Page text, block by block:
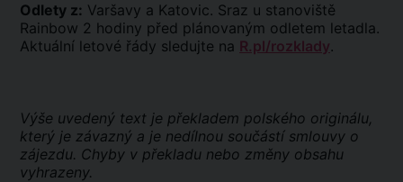
Odlety z: Varšavy a Katovic. Sraz u stanoviště
Rainbow 2 hodiny před plánovaným odletem letadla.
Aktuální letové řády sledujte na R.pl/rozklady.
Výše uvedený text je překladem polského originálu,
který je závazný a je nedílnou součástí smlouvy o
zájezdu. Chyby v překladu nebo změny obsahu
vyhrazeny.